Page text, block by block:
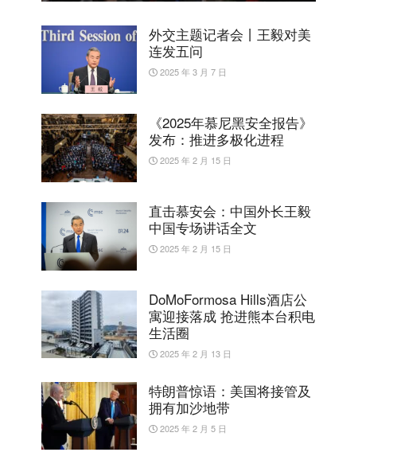
外交主题记者会丨王毅对美
连发五问
2025 年 3 月 7 日
《2025年慕尼黑安全报告》
发布：推进多极化进程
2025 年 2 月 15 日
直击慕安会：中国外长王毅
中国专场讲话全文
2025 年 2 月 15 日
DoMoFormosa Hills酒店公
寓迎接落成 抢进熊本台积电
生活圈
2025 年 2 月 13 日
特朗普惊语：美国将接管及
拥有加沙地带
2025 年 2 月 5 日